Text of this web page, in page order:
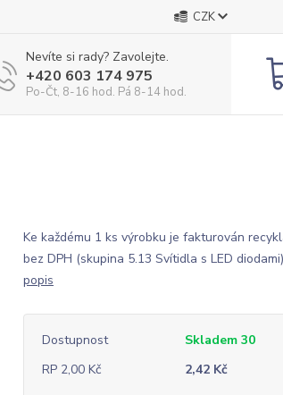
CZK
Nevíte si rady? Zavolejte.
+420 603 174 975
Po-Čt, 8-16 hod. Pá 8-14 hod.
Ke každému 1 ks výrobku je fakturován
bez DPH (skupina 5.13 Svítidla s LED
popis
Dostupnost
Skladem 30
RP 2,00 Kč
2,42 Kč